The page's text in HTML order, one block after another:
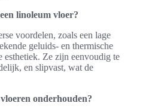
linoleum vloer?
voordelen, zoals een lage
geluids- en thermische
esthetiek. Ze zijn eenvoudig te
en slipvast, wat de
onderhouden?